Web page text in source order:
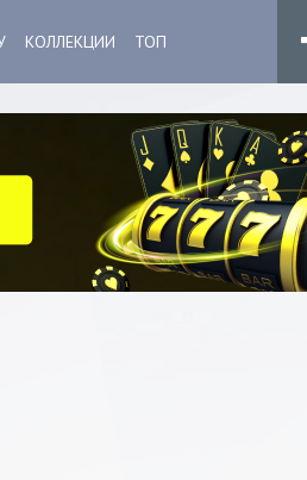
КОЛЛЕКЦИИ ТОП